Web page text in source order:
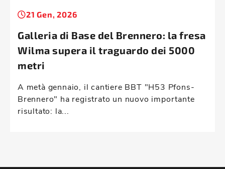
21 Gen, 2026
Galleria di Base del Brennero: la fresa
Wilma supera il traguardo dei 5000
metri
A metà gennaio, il cantiere BBT "H53 Pfons-
Brennero" ha registrato un nuovo importante
risultato: la...